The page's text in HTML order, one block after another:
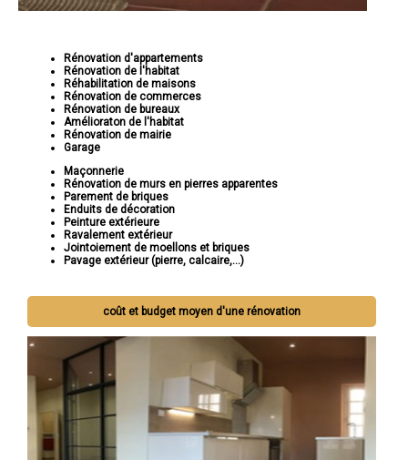
Rénovation d'appartements
Rénovation de l'habitat
Réhabilitation de maisons
Rénovation de commerces
Rénovation de bureaux
Amélioraton de l'habitat
Rénovation de mairie
Garage
Maçonnerie
Rénovation de murs en pierres apparentes
Parement de briques
Enduits de décoration
Peinture extérieure
Ravalement extérieur
Jointoiement de moellons et briques
Pavage extérieur (pierre, calcaire,...)
coût et budget moyen d'une rénovation